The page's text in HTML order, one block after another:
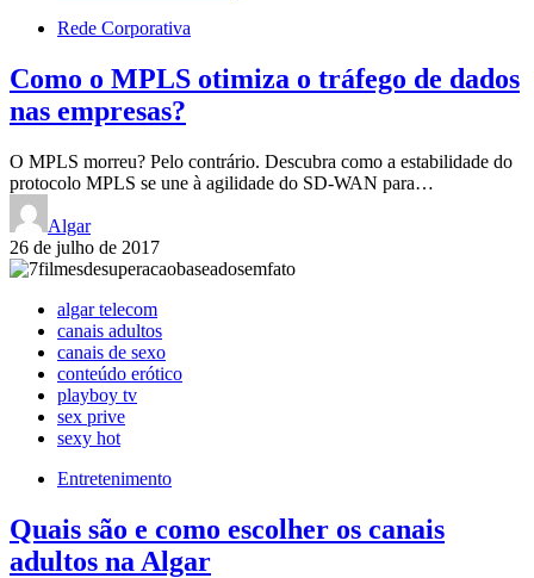
Rede Corporativa
Como o MPLS otimiza o tráfego de dados
nas empresas?
O MPLS morreu? Pelo contrário. Descubra como a estabilidade do
protocolo MPLS se une à agilidade do SD-WAN para…
Algar
26 de julho de 2017
algar telecom
canais adultos
canais de sexo
conteúdo erótico
playboy tv
sex prive
sexy hot
Entretenimento
Quais são e como escolher os canais
adultos na Algar